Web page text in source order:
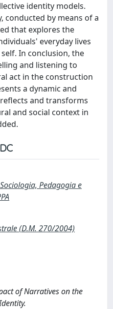
identity models.
conducted by means of a
that explores the
everyday lives
In conclusion, the
and listening to
act in the construction
a dynamic and
and transforms
and social context in
Pedagogia e
(D.M. 270/2004)
of Narratives on the